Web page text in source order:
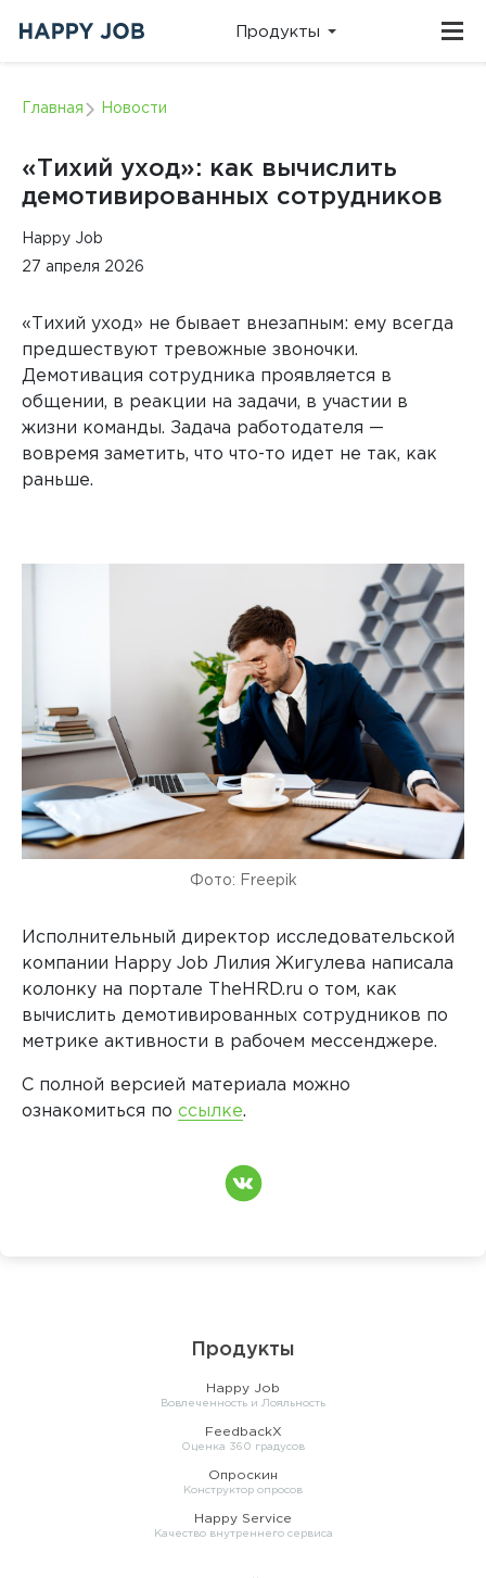
Продукты
ПЛАТФОРМЫ
вовлеченности и лояльности персонала
Онлайн-платформа для оценки и развития качества
внутреннего сервиса (КВС)
Онлайн-платформа для мультиролевой оценки, 360 0
НАС ВИДЕО
и
методические
материалы
результаты
и польза
о
и
ВЕБИНАРЫ
Расписание вебинаров и
мастер‑классов Happy Job
support@happy-
Телефон:+7 (495)
215-08-90
job.ru
Телефон:
646-83-89
Главная Новости
«Тихий уход»: как вычислить
демотивированных сотрудников
Happy Job
27 апреля 2026
«Тихий уход» не бывает внезапным: ему всегда
предшествуют тревожные звоночки.
Демотивация сотрудника проявляется в
общении, в реакции на задачи, в участии в
жизни команды. Задача работодателя —
вовремя заметить, что что-то идет не так, как
раньше.
Фото: Freepik
Исполнительный директор исследовательской
компании Happy Job Лилия Жигулева написала
колонку на портале TheHRD.ru о том, как
вычислить демотивированных сотрудников по
метрике активности в рабочем мессенджере.
С полной версией материала можно
ознакомиться по ссылке.
Продукты
Happy Job
Вовлеченность и Лояльность
FeedbackX
Оценка 360 градусов
Опроскин
Конструктор опросов
Happy Service
Качество внутреннего сервиса